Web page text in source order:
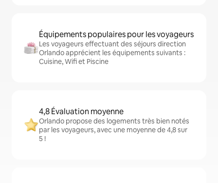
Équipements populaires pour les voyageurs
Les voyageurs effectuant des séjours direction
Orlando apprécient les équipements suivants :
Cuisine, Wifi et Piscine
4,8 Évaluation moyenne
Orlando propose des logements très bien notés
par les voyageurs, avec une moyenne de 4,8 sur
5 !